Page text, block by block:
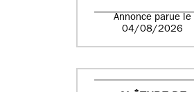
Annonce parue le
04/08/2026